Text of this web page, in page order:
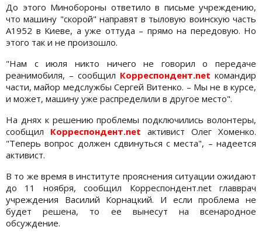
До этого Минобороны ответило в письме учреждению,
что машину "скорой" направят в тыловую воинскую часть
А1952 в Киеве, а уже оттуда – прямо на передовую. Но
этого так и не произошло.
"Нам с июля никто ничего не говорил о передаче
реанимобиля, – сообщил Корреспондент.net командир
части, майор медслужбы Сергей Витенко. – Мы не в курсе,
и может, машину уже распределили в другое место".
На днях к решению проблемы подключились волонтеры,
сообщил Корреспондент.net активист Олег Хоменко.
"Теперь вопрос должен сдвинуться с места", – надеется
активист.
В то же время в институте прояснения ситуации ожидают
до 11 ноября, сообщил Корреспондент.net главврач
учреждения Василий Корнацкий. И если проблема не
будет решена, то ее вынесут на всенародное
обсуждение.